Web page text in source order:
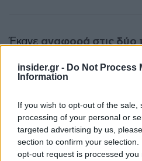
insider.gr - Do Not Process
Information
If you wish to opt-out of the
processing of your personal or
targeted advertising by us,
section to confirm your
opt-out request is processed you
Έκανεαναφορά στις δύο
«Είχαμε νομοθετήσει 1
Κυριάκο Μητσοτάκη. Το
νομοθετήσαμε την
σχολές δίχως εξετάσεις,
κυβέρνηση».